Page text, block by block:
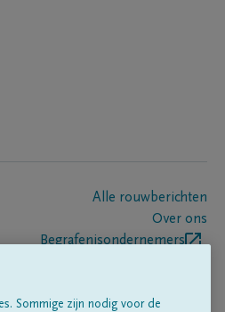
Alle rouwberichten
Over ons
Begrafenisondernemers
Sommige zijn nodig voor de